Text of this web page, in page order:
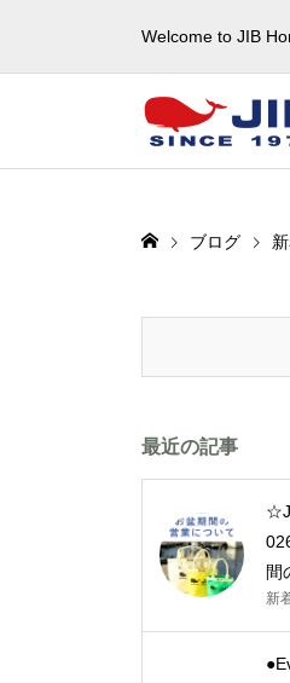
Welcome to JIB
ブログ
最近の記事
間
新